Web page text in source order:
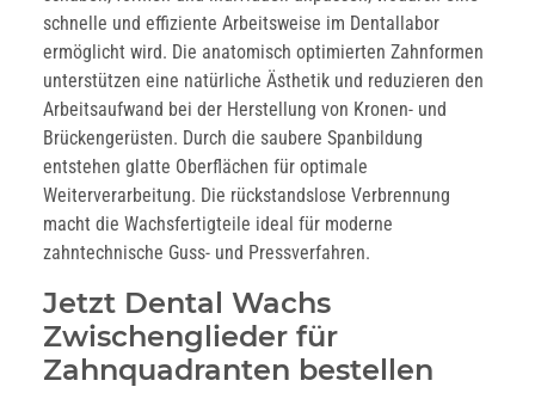
schnelle und effiziente Arbeitsweise im Dentallabor
ermöglicht wird. Die anatomisch optimierten Zahnformen
unterstützen eine natürliche Ästhetik und reduzieren den
Arbeitsaufwand bei der Herstellung von Kronen- und
Brückengerüsten. Durch die saubere Spanbildung
entstehen glatte Oberflächen für optimale
Weiterverarbeitung. Die rückstandslose Verbrennung
macht die Wachsfertigteile ideal für moderne
zahntechnische Guss- und Pressverfahren.
Jetzt Dental Wachs
Zwischenglieder für
Zahnquadranten bestellen